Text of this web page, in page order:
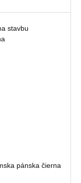
pánska čierna